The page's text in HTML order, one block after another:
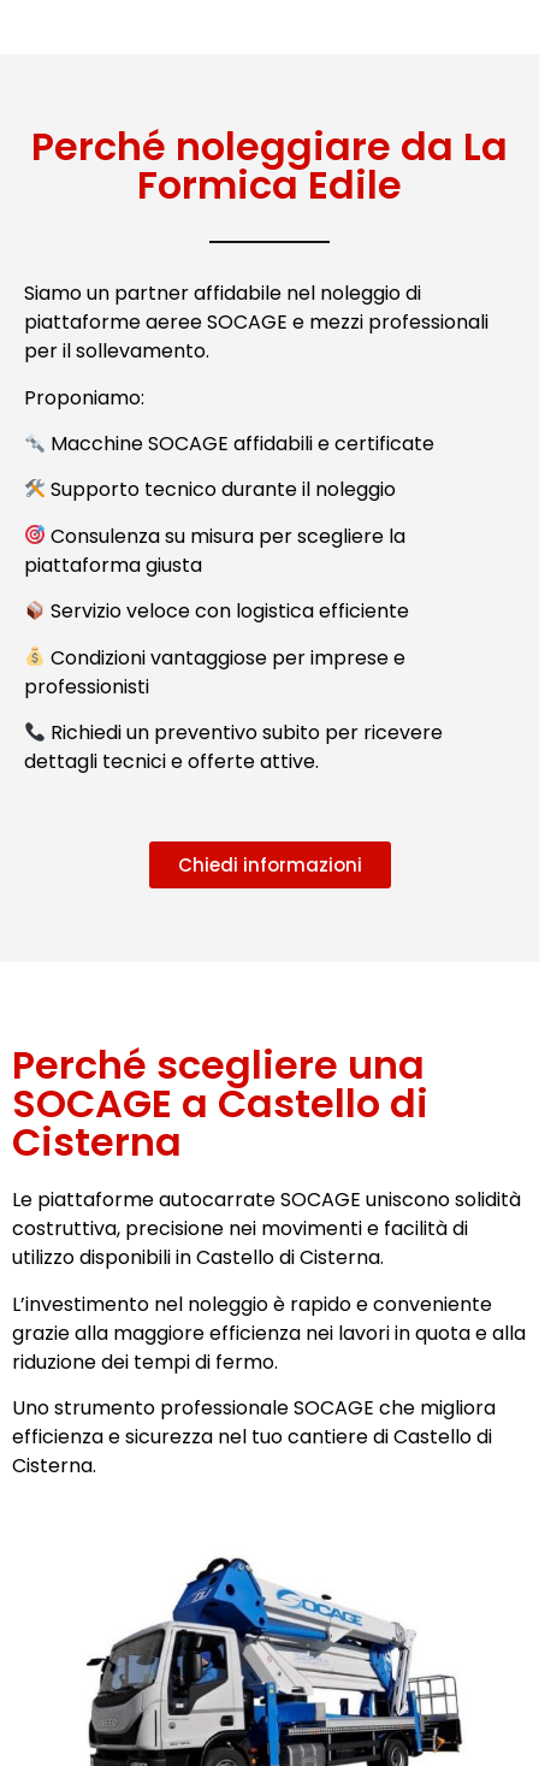
Perché noleggiare da La
Formica Edile
Siamo un partner affidabile nel noleggio di
piattaforme aeree SOCAGE e mezzi professionali
per il sollevamento.
Proponiamo:
Macchine SOCAGE affidabili e certificate
Supporto tecnico durante il noleggio
Consulenza su misura per scegliere la
piattaforma giusta
Servizio veloce con logistica efficiente
Condizioni vantaggiose per imprese e
professionisti
Richiedi un preventivo subito per ricevere
dettagli tecnici e offerte attive.
Chiedi informazioni
Perché scegliere una
SOCAGE a Castello di
Cisterna
Le piattaforme autocarrate SOCAGE uniscono solidità
costruttiva, precisione nei movimenti e facilità di
utilizzo disponibili in Castello di Cisterna.
L’investimento nel noleggio è rapido e conveniente
grazie alla maggiore efficienza nei lavori in quota e alla
riduzione dei tempi di fermo.
Uno strumento professionale SOCAGE che migliora
efficienza e sicurezza nel tuo cantiere di Castello di
Cisterna.